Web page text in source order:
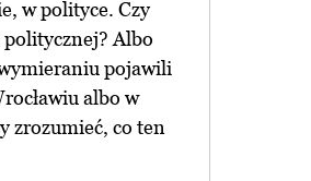
w polityce. Czy
Albo
pojawili
albo w
zrozumieć, co ten